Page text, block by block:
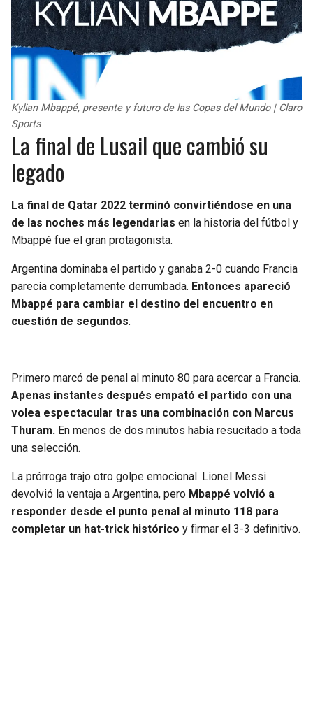
Kylian Mbappé, presente y futuro de las Copas del Mundo | Claro
Sports
La final de Lusail que cambió su
legado
La final de Qatar 2022 terminó convirtiéndose en una
de las noches más legendarias en la historia del fútbol y
Mbappé fue el gran protagonista.
Argentina dominaba el partido y ganaba 2-0 cuando Francia
parecía completamente derrumbada. Entonces apareció
Mbappé para cambiar el destino del encuentro en
cuestión de segundos.
Primero marcó de penal al minuto 80 para acercar a Francia.
Apenas instantes después empató el partido con una
volea espectacular tras una combinación con Marcus
Thuram. En menos de dos minutos había resucitado a toda
una selección.
La prórroga trajo otro golpe emocional. Lionel Messi
devolvió la ventaja a Argentina, pero Mbappé volvió a
responder desde el punto penal al minuto 118 para
completar un hat-trick histórico y firmar el 3-3 definitivo.